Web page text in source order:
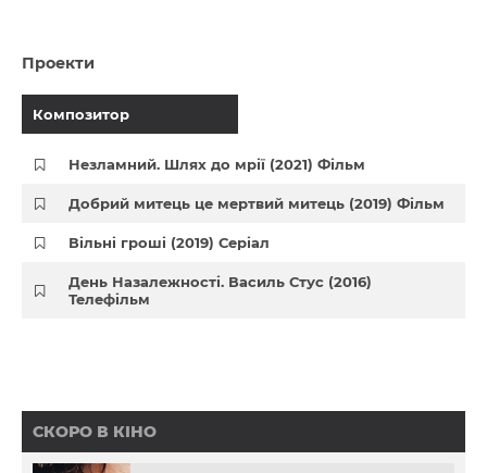
Проекти
Композитор
Незламний. Шлях до мрії (2021) Фільм
Добрий митець це мертвий митець (2019) Фільм
Вільні гроші (2019) Серіал
День Назалежності. Василь Стус (2016)
Телефільм
СКОРО В КІНО